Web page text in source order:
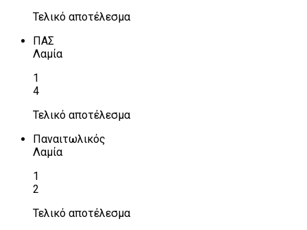
Τελικό αποτέλεσμα
ΠΑΣ
Λαμία
1
4
Τελικό αποτέλεσμα
Παναιτωλικός
Λαμία
1
2
Τελικό αποτέλεσμα